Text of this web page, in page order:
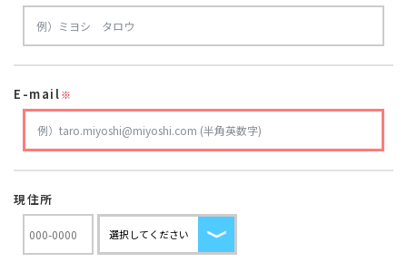
E-mail※
現住所